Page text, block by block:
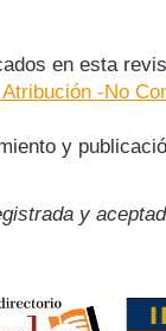
en esta
-No
y
y